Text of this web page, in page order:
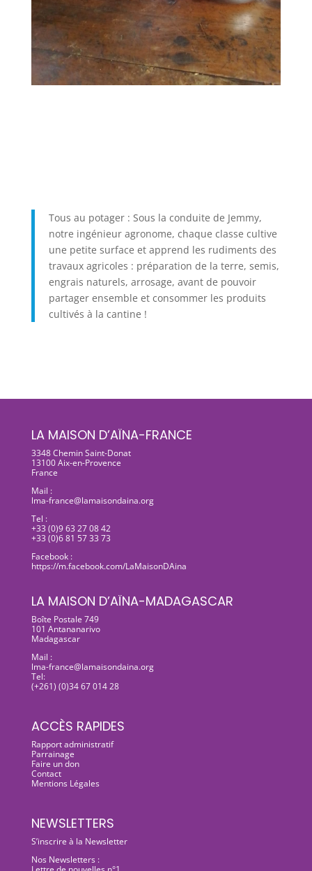
Tous au potager : Sous la conduite de Jemmy,
notre ingénieur agronome, chaque classe cultive
une petite surface et apprend les rudiments des
travaux agricoles : préparation de la terre, semis,
engrais naturels, arrosage, avant de pouvoir
partager ensemble et consommer les produits
cultivés à la cantine !
LA MAISON D’AÏNA-FRANCE
3348 Chemin Saint-Donat
13100 Aix-en-Provence
France
Mail :
lma-france@lamaisondaina.org
Tel :
+33 (0)9 63 27 08 42
+33 (0)6 81 57 33 73
Facebook :
https://m.facebook.com/LaMaisonDAina
LA MAISON D’AÏNA-MADAGASCAR
Boîte Postale 749
101 Antananarivo
Madagascar
Mail :
lma-france@lamaisondaina.org
Tel:
(+261) (0)34 67 014 28
ACCÈS RAPIDES
Rapport administratif
Parrainage
Faire un don
Contact
Mentions Légales
NEWSLETTERS
S’inscrire à la Newsletter
Nos Newsletters :